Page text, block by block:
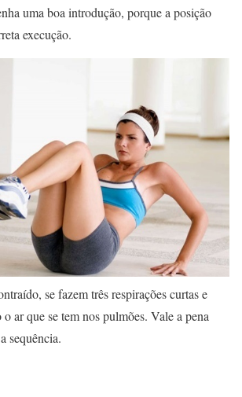
uma boa introdução, porque a posição
execução.
se fazem três respirações curtas e
ar que se tem nos pulmões. Vale a pena
sequência.